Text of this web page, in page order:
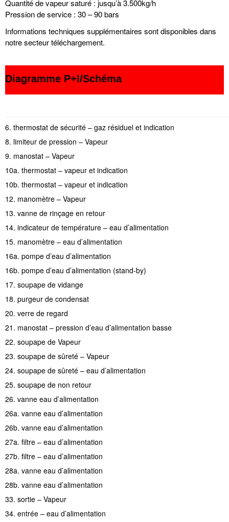
Quantité de vapeur saturé : jusqu’à 3.500kg/h
Pression de service : 30 – 90 bars
Informations techniques supplémentaires sont disponibles dans
notre secteur téléchargement.
Diagramme P+I/Schéma
6. thermostat de sécurité – gaz résiduel et indication
8. limiteur de pression – Vapeur
9. manostat – Vapeur
10a. thermostat – vapeur et indication
10b. thermostat – vapeur et indication
12. manomètre – Vapeur
13. vanne de rinçage en retour
14. indicateur de température – eau d’alimentation
15. manomètre – eau d’alimentation
16a. pompe d’eau d’alimentation
16b. pompe d’eau d’alimentation (stand-by)
17. soupape de vidange
18. purgeur de condensat
20. verre de regard
21. manostat – pression d’eau d’alimentation basse
22. soupape de Vapeur
23. soupape de sûreté – Vapeur
24. soupape de sûreté – eau d’alimentation
25. soupape de non retour
26. vanne eau d’alimentation
26a. vanne eau d’alimentation
26b. vanne eau d’alimentation
27a. filtre – eau d’alimentation
27b. filtre – eau d’alimentation
28a. vanne eau d’alimentation
28b. vanne eau d’alimentation
33. sortie – Vapeur
34. entrée – eau d’alimentation